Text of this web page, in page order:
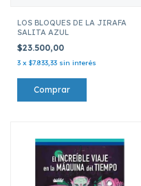
LOS BLOQUES DE LA JIRAFA
SALITA AZUL
$23.500,00
3 x $7.833,33 sin interés